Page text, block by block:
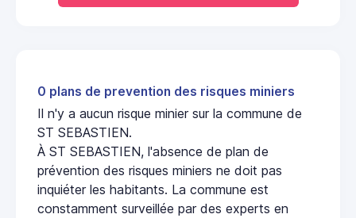
0 plans de prevention des risques miniers
Il n'y a aucun risque minier sur la commune de
ST SEBASTIEN.
À ST SEBASTIEN, l'absence de plan de
prévention des risques miniers ne doit pas
inquiéter les habitants. La commune est
constamment surveillée par des experts en